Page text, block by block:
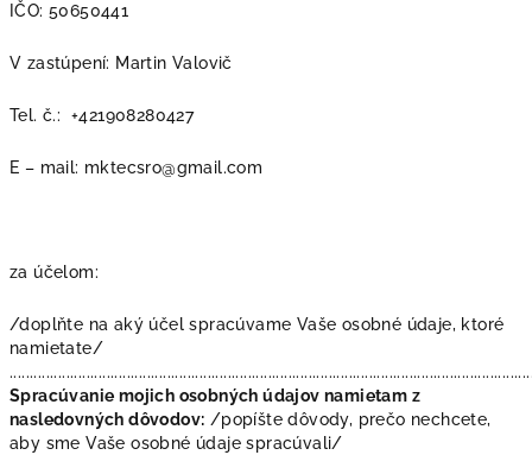
IČO: 50650441
V zastúpení: Martin Valovič
Tel. č.: +421908280427
E – mail: mktecsro@gmail.com
za účelom:
/doplňte na aký účel spracúvame Vaše osobné údaje, ktoré
namietate/
Spracúvanie mojich osobných údajov namietam z
nasledovných dôvodov: /popíšte dôvody, prečo nechcete,
aby sme Vaše osobné údaje spracúvali/